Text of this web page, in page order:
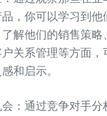
，你可以学习到他
解他们的销售策略
关系管理等方面，
和启示。
：通过竞争对手分